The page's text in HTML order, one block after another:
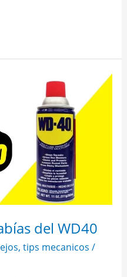
del WD40
,tips mecanicos /